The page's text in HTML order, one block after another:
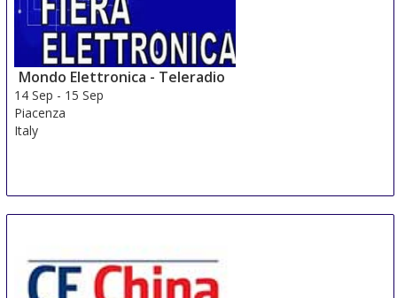
HIGHEND
14 Sep-
16 Sep
Helsinki
Finland
Mondo Elettronica - Teleradio
14 Sep - 15 Sep
Piacenza
Italy